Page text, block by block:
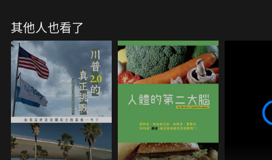
對手瑞士銀行集團接手併購，是解決瑞信危機最可行
的方法，然而，此併購案發生的迅速且保密，其中程
序引發不少金融專家的質疑。本片將引領觀眾了解這
整件事情的來龍去脈。
其他人也看了